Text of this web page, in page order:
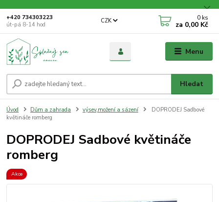
Menu
CZK
Hledat
+420 734303223
út-pá 8-14 hod
0 ks
za 0,00 Kč
Úvod Dům a zahrada výsev,možení a sázení
DOPRODEJ Sadbové
květináče romberg
DOPRODEJ Sadbové květináče
romberg
Akce